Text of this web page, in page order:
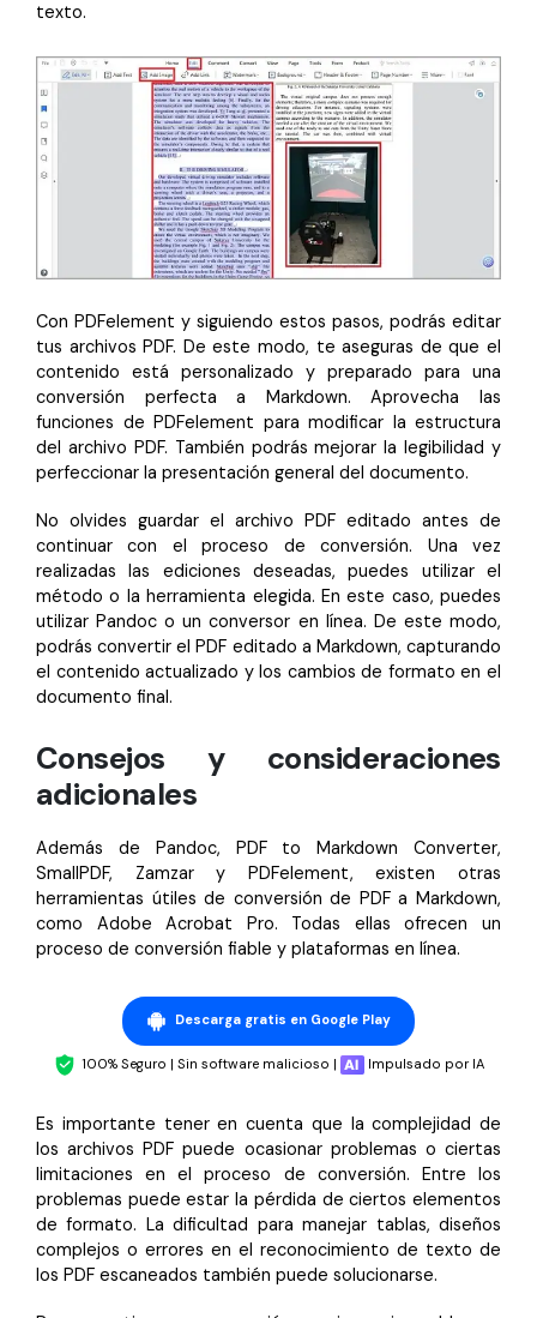
texto.
Con PDFelement y siguiendo estos pasos, podrás editar
tus archivos PDF. De este modo, te aseguras de que el
contenido está personalizado y preparado para una
conversión perfecta a Markdown. Aprovecha las
funciones de PDFelement para modificar la estructura
del archivo PDF. También podrás mejorar la legibilidad y
perfeccionar la presentación general del documento.
No olvides guardar el archivo PDF editado antes de
continuar con el proceso de conversión. Una vez
realizadas las ediciones deseadas, puedes utilizar el
método o la herramienta elegida. En este caso, puedes
utilizar Pandoc o un conversor en línea. De este modo,
podrás convertir el PDF editado a Markdown, capturando
el contenido actualizado y los cambios de formato en el
documento final.
Consejos y consideraciones
adicionales
Además de Pandoc, PDF to Markdown Converter,
SmallPDF, Zamzar y PDFelement, existen otras
herramientas útiles de conversión de PDF a Markdown,
como Adobe Acrobat Pro. Todas ellas ofrecen un
proceso de conversión fiable y plataformas en línea.
Descarga gratis en Google Play
100% Seguro | Sin software malicioso | Impulsado por IA
Es importante tener en cuenta que la complejidad de
los archivos PDF puede ocasionar problemas o ciertas
limitaciones en el proceso de conversión. Entre los
problemas puede estar la pérdida de ciertos elementos
de formato. La dificultad para manejar tablas, diseños
complejos o errores en el reconocimiento de texto de
los PDF escaneados también puede solucionarse.